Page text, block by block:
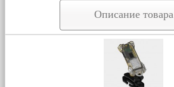
Описание товара